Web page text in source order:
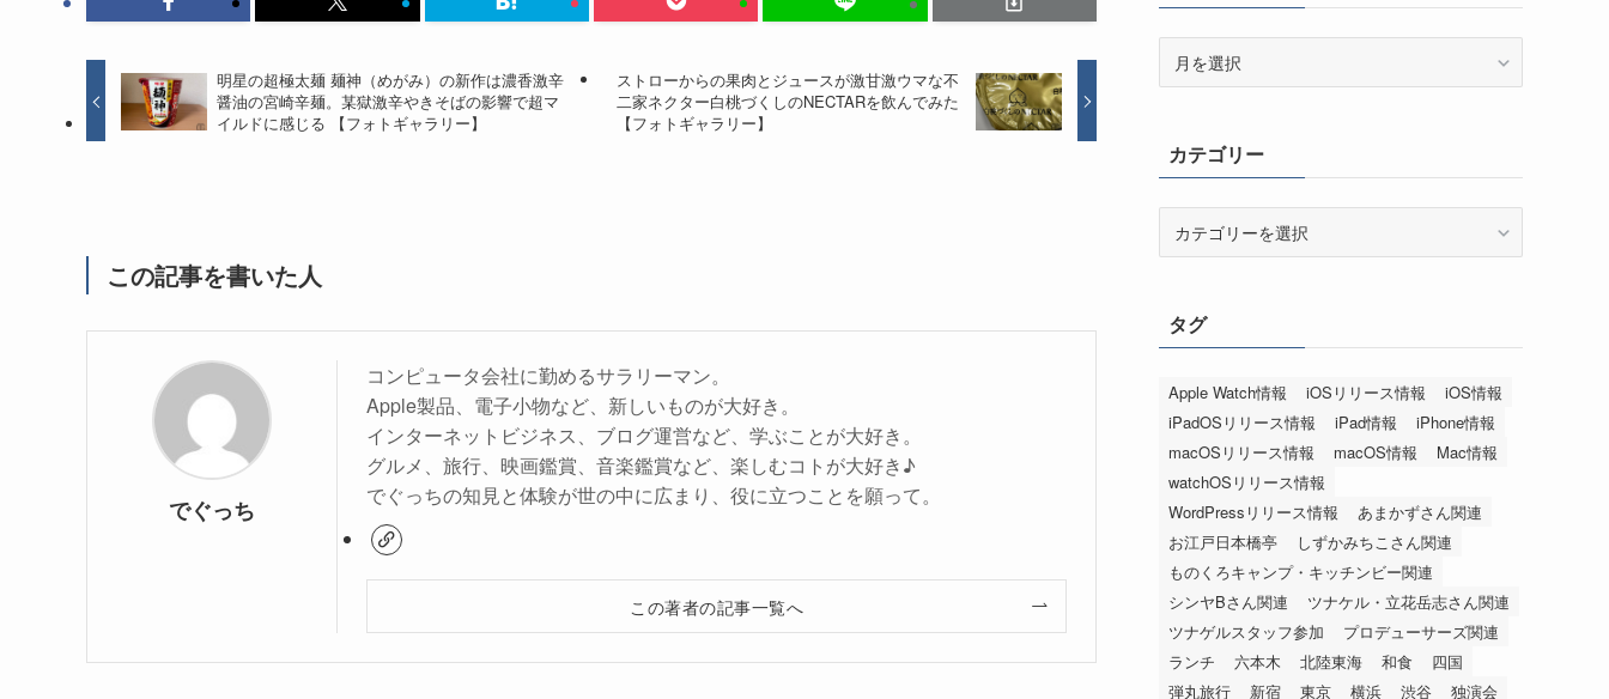
明星の超極太麺 麺神（めがみ）の新作は濃香激辛
醤油の宮崎辛麺。某獄激辛やきそばの影響で超マ
イルドに感じる 【フォトギャラリー】
ストローからの果肉とジュースが激甘激ウマな不
二家ネクター白桃づくしのNECTARを飲んでみた
【フォトギャラリー】
この記事を書いた人
でぐっち
コンピュータ会社に勤めるサラリーマン。
Apple製品、電子小物など、新しいものが大好き。
インターネットビジネス、ブログ運営など、学ぶことが大好き。
グルメ、旅行、映画鑑賞、音楽鑑賞など、楽しむコトが大好き♪
でぐっちの知見と体験が世の中に広まり、役に立つことを願って。
この著者の記事一覧へ
ブカテゴリー
ータグ
Apple Watch情報 iOSリリース情報
iOS情報
iPadOSリリース情報
iPad情報
iPhone情報
macOSリリース情報
macOS情報
Mac情報
watchOSリリース情報
WordPressリリース情報
あまかずさん関連
お江戸日本橋亭
しずかみちこさん関連
ものくろキャンプ・キッチンビー関連
シンヤBさん関連
ツナケル・立花岳志さん関連
ツナゲルスタッフ参加
プロデューサーズ関連
ランチ
六本木 北陸東海 和食
四国
弾丸旅行
新宿 東京 横浜 渋谷 独演会